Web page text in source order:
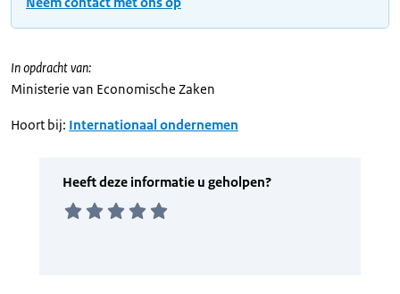
In opdracht van:
Ministerie van Economische Zaken
Hoort bij: Internationaal ondernemen